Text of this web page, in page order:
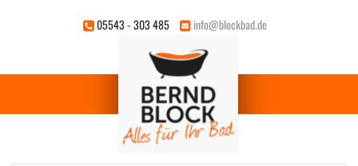
05543 - 303 485 info@blockbad.de